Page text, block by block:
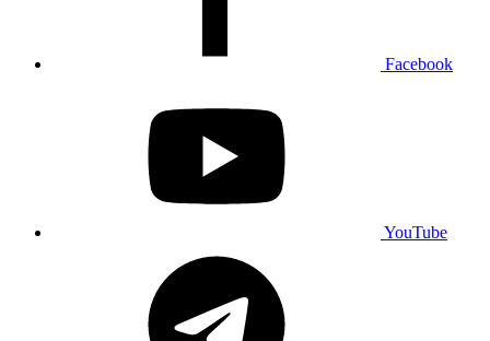
Facebook
YouTube